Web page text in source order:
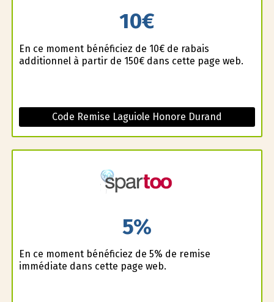
10€
En ce moment bénéficiez de 10€ de rabais
additionnel à partir de 150€ dans cette page web.
Code Remise Laguiole Honore Durand
5%
En ce moment bénéficiez de 5% de remise
immédiate dans cette page web.